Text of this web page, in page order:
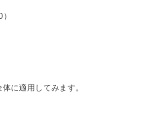
に適用してみます。